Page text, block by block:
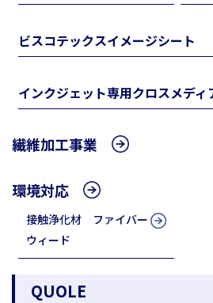
ビスコテックスイメージシート
インクジェット専用クロスメデ
繊維加工事業
環境対応
接触浄化材 ファイバー
ウィード
QUOLE